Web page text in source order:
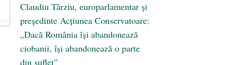
Claudiu Târziu, europarlamentar și
președinte Acțiunea Conservatoare:
„Dacă România își abandonează
ciobanii, își abandonează o parte
din suflet”